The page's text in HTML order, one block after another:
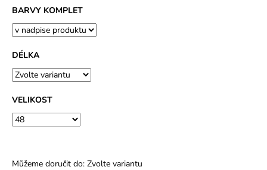
BARVY KOMPLET
DÉLKA
VELIKOST
Můžeme doručit do: Zvolte variantu
MODROU
KOSTIČKOU
-
PLÁTĚNÉ
77
CM
633
Kč